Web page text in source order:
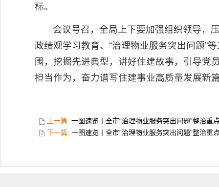
标。
会议号召，全局上下要加强组织领导，
政绩观学习教育、“治理物业服务突出问题”
围，挖掘先进典型，讲好住建故事，引导党
担当作为，奋力谱写住建事业高质量发展新
上一篇: 一图速览丨全市“治理物业服务突出问题”整治重
下一篇: 一图速览丨全市“治理物业服务突出问题”整治重